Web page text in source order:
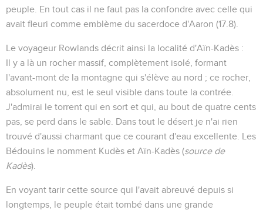
peuple. En tout cas il ne faut pas la confondre avec celle qui
avait fleuri comme emblème du sacerdoce d'Aaron (17.8).
Le voyageur Rowlands décrit ainsi la localité d'Aïn-Kadès :
Il y a là un rocher massif, complètement isolé, formant
l'avant-mont de la montagne qui s'élève au nord ; ce rocher,
absolument nu, est le seul visible dans toute la contrée.
J'admirai le torrent qui en sort et qui, au bout de quatre cents
pas, se perd dans le sable. Dans tout le désert je n'ai rien
trouvé d'aussi charmant que ce courant d'eau excellente. Les
Bédouins le nomment Kudès et Aïn-Kadès (source de
Kadès).
En voyant tarir cette source qui l'avait abreuvé depuis si
longtemps, le peuple était tombé dans une grande